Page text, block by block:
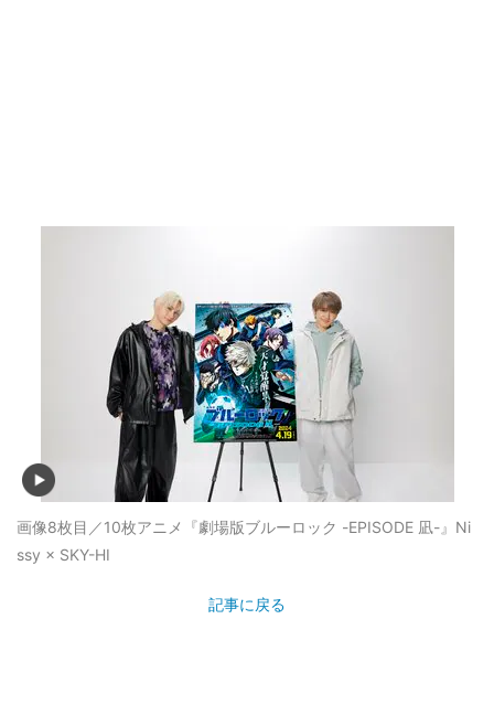
画像8枚目／10枚アニメ『劇場版ブルーロック -EPISODE 凪-』Ni
ssy × SKY-HI
記事に戻る